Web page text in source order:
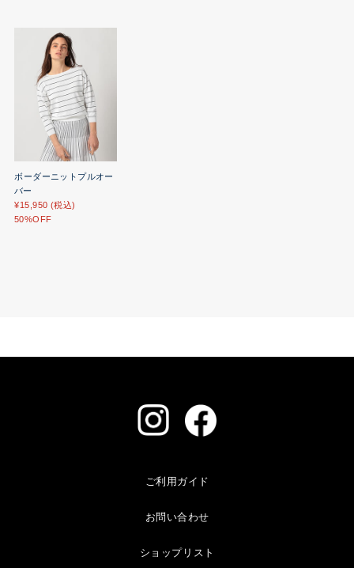
ボーダーニットプルオー
バー
¥15,950 (税込)
50%OFF
ご利用ガイド
お問い合わせ
ショップリスト